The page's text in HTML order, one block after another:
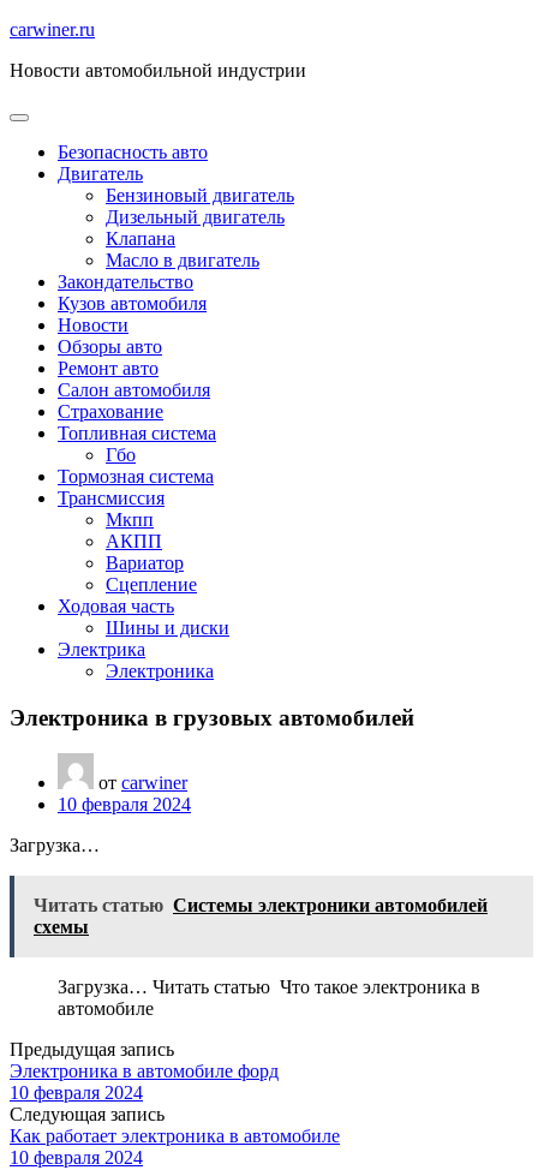
Перейти
содержимому
carwiner.ru
Новости автомобильной индустрии
Безопасность авто
Двигатель
Бензиновый двигатель
Дизельный двигатель
Клапана
Масло в двигатель
Закондательство
Кузов автомобиля
Новости
Обзоры авто
Ремонт авто
Салон автомобиля
Страхование
Топливная система
Гбо
Тормозная система
Трансмиссия
Мкпп
АКПП
Вариатор
Сцепление
Ходовая часть
Шины и диски
Электрика
Электроника
Электроника в грузовых автомобилей
от carwiner
10 февраля 2024
Загрузка…
Читать статью Системы электроники автомобилей
схемы
Загрузка… Читать статью Что такое электроника в
автомобиле
Предыдущая запись
Электроника в автомобиле форд
10 февраля 2024
Следующая запись
Как работает электроника в автомобиле
10 февраля 2024